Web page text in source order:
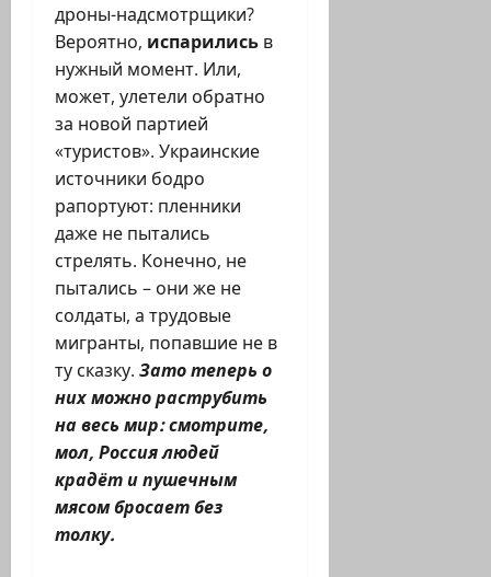
дроны-надсмотрщики?
Вероятно, испарились в
нужный момент. Или,
может, улетели обратно
за новой партией
«туристов». Украинские
источники бодро
рапортуют: пленники
даже не пытались
стрелять. Конечно, не
пытались – они же не
солдаты, а трудовые
мигранты, попавшие не в
ту сказку. Зато теперь о
них можно раструбить
на весь мир: смотрите,
мол, Россия людей
крадёт и пушечным
мясом бросает без
толку.